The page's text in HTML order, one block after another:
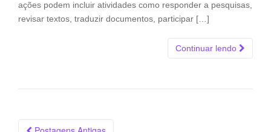
ações podem incluir atividades como responder a pesquisas,
revisar textos, traduzir documentos, participar […]
Continuar lendo